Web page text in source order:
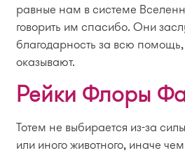
равные нам в системе
говорить им спасибо. Они
благодарность за всю
оказывают.
Рейки Флоры
Тотем не выбирается из-за
или иного животного, иначе